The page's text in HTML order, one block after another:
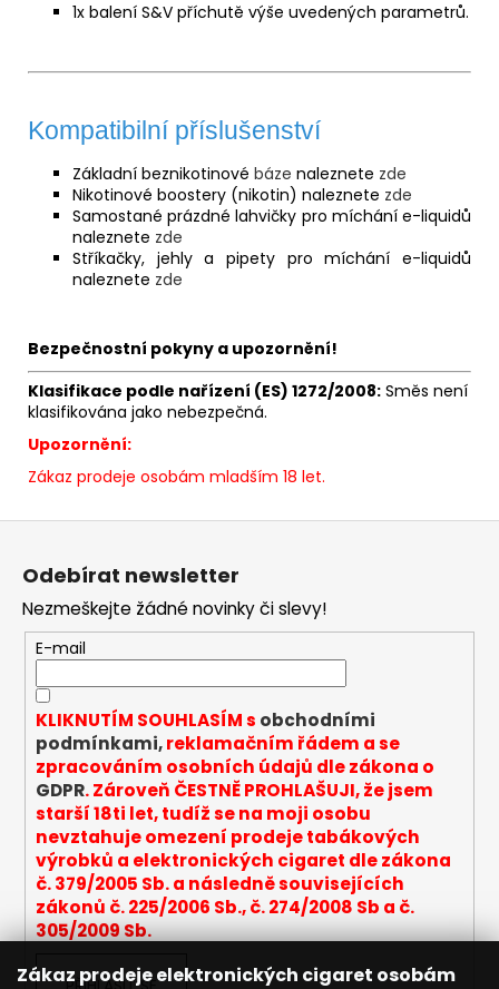
Zákaz prodeje elektronických cigaret osobám
1x balení S&V příchutě výše uvedených parametrů.
Kompatibilní příslušenství
Základní beznikotinové báze naleznete zde
Nikotinové boostery (nikotin) naleznete zde
Samostané prázdné lahvičky pro míchání e-liquidů
naleznete zde
Stříkačky, jehly a pipety pro míchání e-liquidů
naleznete zde
Bezpečnostní pokyny a upozornění!
Klasifikace podle nařízení (ES) 1272/2008: Směs není
klasifikována jako nebezpečná.
Upozornění:
Zákaz prodeje osobám mladším 18 let.
Odebírat newsletter
Nezmeškejte žádné novinky či slevy!
E-mail
KLIKNUTÍM SOUHLASÍM s obchodními
podmínkami,reklamačním řádem a se
zpracováním osobních údajů dle zákona o
GDPR. Zároveň ČESTNĚ PROHLAŠUJI, že jsem
starší 18ti let, tudíž se na moji osobu
nevztahuje omezení prodeje tabákových
výrobků a elektronických cigaret dle zákona
č. 379/2005 Sb. a následně souvisejících
zákonů č. 225/2006 Sb., č. 274/2008 Sb a č.
305/2009 Sb.